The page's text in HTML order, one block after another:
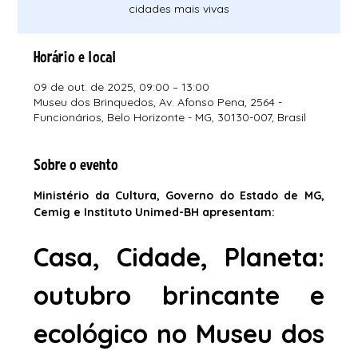
cidades mais vivas
Horário e local
09 de out. de 2025, 09:00 – 13:00
Museu dos Brinquedos, Av. Afonso Pena, 2564 -
Funcionários, Belo Horizonte - MG, 30130-007, Brasil
Sobre o evento
Ministério da Cultura, Governo do Estado de MG,
Cemig e Instituto Unimed-BH apresentam:
Casa, Cidade, Planeta:
outubro brincante e
ecológico no Museu dos